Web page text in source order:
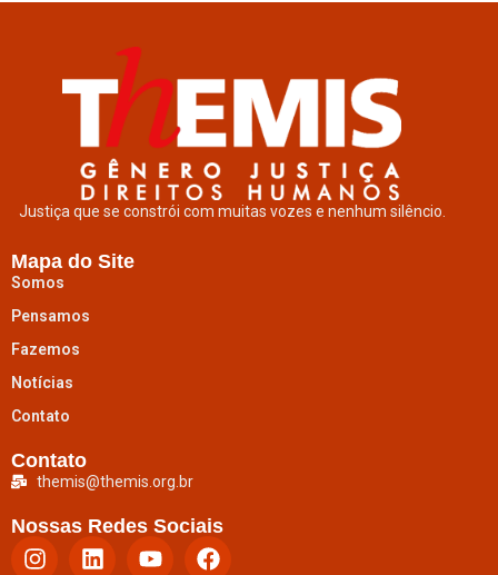
Justiça que se constrói com muitas vozes e nenhum silêncio.
Mapa do Site
Somos
Pensamos
Fazemos
Notícias
Contato
Contato
themis@themis.org.br
Nossas Redes Sociais